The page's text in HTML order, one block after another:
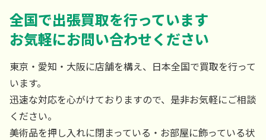
全国で出張買取を行っています
お気軽にお問い合わせください
東京・愛知・大阪に店舗を構え、日本全国で買取を行って
います。
迅速な対応を心がけておりますので、是非お気軽にご相談
ください。
美術品を押し入れに閉まっている・お部屋に飾っている状